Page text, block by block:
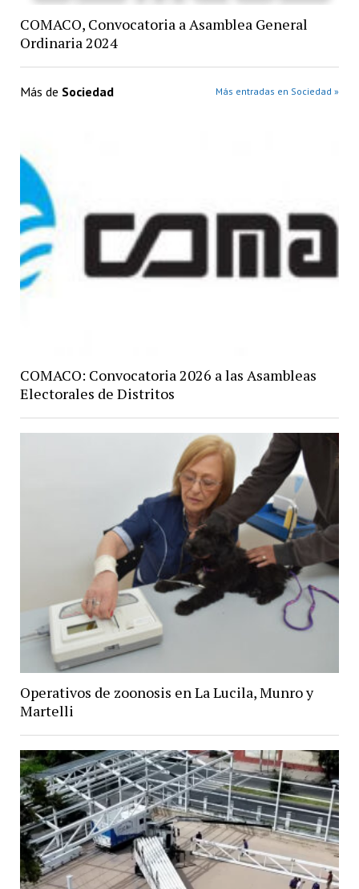
COMACO, Convocatoria a Asamblea General
Ordinaria 2024
Más de Sociedad Más entradas en Sociedad »
COMACO: Convocatoria 2026 a las Asambleas
Electorales de Distritos
Operativos de zoonosis en La Lucila, Munro y
Martelli